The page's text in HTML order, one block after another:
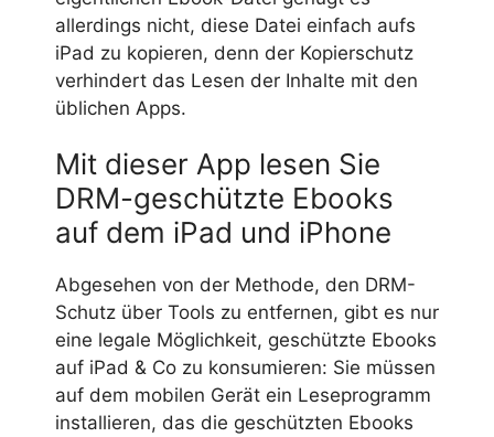
allerdings nicht, diese Datei einfach aufs
iPad zu kopieren, denn der Kopierschutz
verhindert das Lesen der Inhalte mit den
üblichen Apps.
Mit dieser App lesen Sie
DRM-geschützte Ebooks
auf dem iPad und iPhone
Abgesehen von der Methode, den DRM-
Schutz über Tools zu entfernen, gibt es nur
eine legale Möglichkeit, geschützte Ebooks
auf iPad & Co zu konsumieren: Sie müssen
auf dem mobilen Gerät ein Leseprogramm
installieren, das die geschützten Ebooks